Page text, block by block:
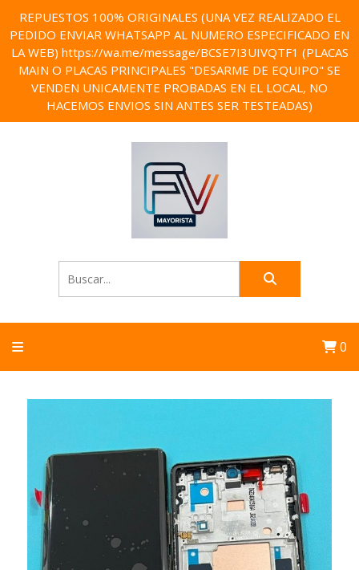
REPUESTOS 100% ORIGINALES (UNA VEZ REALIZADO EL
PEDIDO ENVIAR WHATSAPP AL NUMERO ESPECIFICADO EN
LA WEB) https://wa.me/message/BCSE7I3UIVQTF1 (PLACAS
MAIN O PLACAS PRINCIPALES "DESARME DE EQUIPO" SE
VENDEN UNICAMENTE PROBADAS EN EL LOCAL, NO
HACEMOS ENVIOS SIN ANTES SER TESTEADAS)
0